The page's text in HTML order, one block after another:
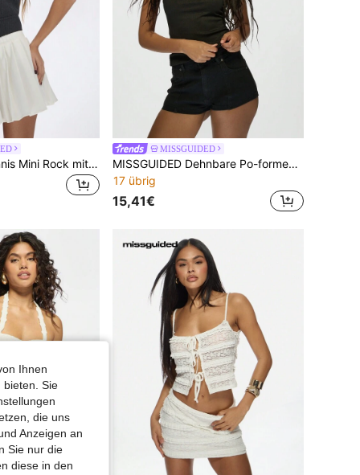
MISSGUIDED Tennis Mini Rock mit Plissee, athletisch taillenhoch, fließendes A-Linien Design, Tennisrock, lässige Sommersportbekleidung, Tanzrock
MISSGUIDED
MISSGUIDED Dehnbare Po-formende Mini Jeans Shorts | Tief sitzende anliegende Hot Pants | Dunkelwaschung Perfekter Sitz Sommer Festival Shorts
17 übrig
15,41€
Ihnen
bieten. Sie
die uns
Anzeigen an
Sie nur die
diese in den